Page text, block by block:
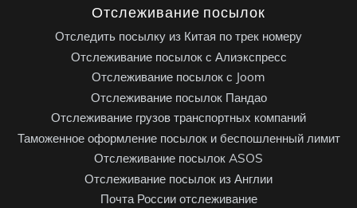
Отслеживание посылок
Отследить посылку из Китая по трек номеру
Отслеживание посылок с Алиэкспресс
Отслеживание посылок с Joom
Отслеживание посылок Пандао
Отслеживание грузов транспортных компаний
Таможенное оформление посылок и беспошленный лимит
Отслеживание посылок ASOS
Отслеживание посылок из Англии
Почта России отслеживание